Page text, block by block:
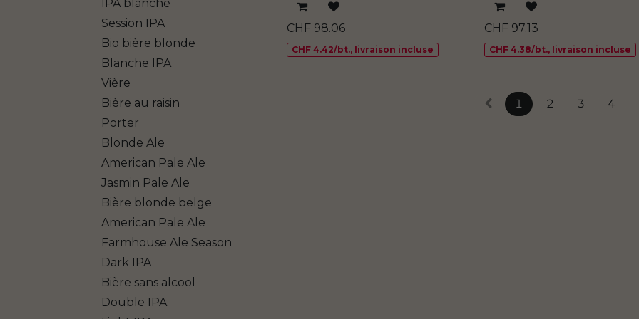
IPA blanche
Session IPA
Bio bière blonde
Blanche IPA
Vière
Bière au raisin
Porter
Blonde Ale
American Pale Ale
Jasmin Pale Ale
Bière blonde belge
American Pale Ale
Farmhouse Ale Season
Dark IPA
Bière sans alcool
Double IPA
CHF 98.06
CHF 4.42/bt., livraison incluse
CHF 97.13
CHF 4.38/bt., livraison incluse
1 2 3 4